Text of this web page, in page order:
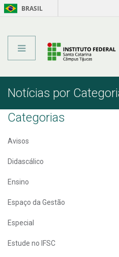
BRASIL
Notícias por
Categorias
Avisos
Didascálico
Ensino
Espaço da Gestão
Especial
Estude no IFSC